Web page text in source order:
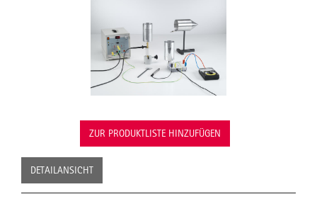
ZUR PRODUKTLISTE HINZUFÜGEN
DETAILANSICHT